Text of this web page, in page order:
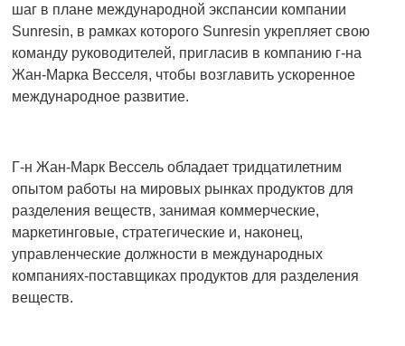
шаг в плане международной экспансии компании
Sunresin, в рамках которого Sunresin укрепляет свою
команду руководителей, пригласив в компанию г-на
Жан-Марка Весселя, чтобы возглавить ускоренное
международное развитие.
Г-н Жан-Марк Вессель обладает тридцатилетним
опытом работы на мировых рынках продуктов для
разделения веществ, занимая коммерческие,
маркетинговые, стратегические и, наконец,
управленческие должности в международных
компаниях-поставщиках продуктов для разделения
веществ.